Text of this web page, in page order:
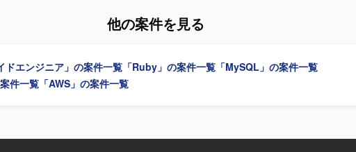
バックエンドはGo、Ruby on Rails、Unicorn、Nginx、PostgreSQL、Redis、
などを利用しております。フロントエンドはTypeScript、React、
、Datadog、CircleCI、Engine Yardなどを利用しております。その他、GitHub、
Notionなどのツールを利用しております。
プログラミングなどの開発スタイルにも柔軟に取り組んでいただける方、AIツー
能開発・運用を通じてスケーラブルなアーキテクチャ設計やクラウドネイティブ
発経験を積むことができます。AI駆動開発や最新の開発ツールを活用したモダン
す。Dockerを用いたコンテナ環境で開発を行い、Git/GitHubによるバージョン管
他の案件を見る
ドエンジニア」の案件一覧 「Ruby」の案件一覧 「MySQL」の案件一覧
件一覧 「AWS」の案件一覧